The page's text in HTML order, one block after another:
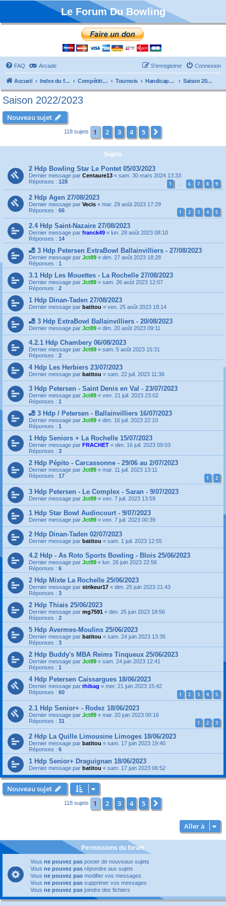
Le Forum Du Bowling
FAQ Arcade Connexion
S’enregistrer
Accueil Index du forum Compétitions Tournois Handicaps et TTMP Saison 2022/2023
Saison 2022/2023
Nouveau sujet
118 sujets 1 2 3 4 5
Sujets
2 Hdp Bowling Star Le Pontet 05/03/2023
Dernier message par Centaure13 « sam. 30 mars 2024 13:33
Réponses : 128 1 … 6 7 8 9
2 Hdp Agen 27/08/2023
Dernier message par Vecis « mar. 29 août 2023 17:29
Réponses : 66 1 2 3 4 5
2.4 Hdp Saint-Nazaire 27/08/2023
Dernier message par franck49 « lun. 28 août 2023 08:10
Réponses : 14
🎳 3 Hdp Petersen ExtraBowl Ballainvilliers - 27/08/2023
Dernier message par Jct89 « dim. 27 août 2023 18:28
Réponses : 1
3.1 Hdp Les Mouettes - La Rochelle 27/08/2023
Dernier message par Jct89 « sam. 26 août 2023 12:07
Réponses : 2
1 Hdp Dinan-Taden 27/08/2023
Dernier message par batitou « ven. 25 août 2023 18:14
🎳 3 Hdp ExtraBowl Ballainvilliers - 20/08/2023
Dernier message par Jct89 « dim. 20 août 2023 09:11
4.2.1 Hdp Chambery 06/08/2023
Dernier message par Jct89 « sam. 5 août 2023 15:31
Réponses : 2
4 Hdp Les Herbiers 23/07/2023
Dernier message par batitou « sam. 22 juil. 2023 11:36
3 Hdp Petersen - Saint Denis en Val - 23/07/2023
Dernier message par Jct89 « ven. 21 juil. 2023 23:02
Réponses : 1
🎳 3 Hdp / Petersen - Ballainvilliers 16/07/2023
Dernier message par Jct89 « dim. 16 juil. 2023 22:10
Réponses : 1
1 Hdp Seniors + La Rochelle 15/07/2023
Dernier message par FRACHET « dim. 16 juil. 2023 09:03
Réponses : 3
2 Hdp Pépito - Carcassonne - 29/06 au 2/07/2023
Dernier message par Jct89 « mar. 11 juil. 2023 13:11
Réponses : 17 1 2
3 Hdp Petersen - Le Complex - Saran - 9/07/2023
Dernier message par Jct89 « ven. 7 juil. 2023 13:59
1 Hdp Star Bowl Audincourt - 9/07/2023
Dernier message par Jct89 « ven. 7 juil. 2023 00:39
2 Hdp Dinan-Taden 02/07/2023
Dernier message par batitou « sam. 1 juil. 2023 12:55
4.2 Hdp - As Roto Sports Bowling - Blois 25/06/2023
Dernier message par Jct89 « lun. 26 juin 2023 22:56
Réponses : 6
2 Hdp Mixte La Rochelle 25/06/2023
Dernier message par strikeur17 « dim. 25 juin 2023 21:43
Réponses : 3
2 Hdp Thiais 25/06/2023
Dernier message par mg7591 « dim. 25 juin 2023 18:56
Réponses : 2
5 Hdp Avermes-Moulins 25/06/2023
Dernier message par batitou « sam. 24 juin 2023 13:35
Réponses : 3
2 Hdp Buddy's MBA Reims Tinqueux 25/06/2023
Dernier message par Jct89 « sam. 24 juin 2023 12:41
Réponses : 1
4 Hdp Petersen Caissargues 18/06/2023
Dernier message par thibag « mer. 21 juin 2023 15:42
Réponses : 60 1 2 3 4 5
2.1 Hdp Senior+ - Rodez 18/06/2023
Dernier message par Jct89 « mar. 20 juin 2023 00:16
Réponses : 31 1 2 3
2 Hdp La Quille Limousine Limoges 18/06/2023
Dernier message par batitou « sam. 17 juin 2023 19:40
Réponses : 6
1 Hdp Senior+ Draguignan 18/06/2023
Dernier message par batitou « sam. 17 juin 2023 06:52
Nouveau sujet
118 sujets 1 2 3 4 5
Aller à
Permissions du forum
Vous ne pouvez pas poster de nouveaux sujets
Vous ne pouvez pas répondre aux sujets
Vous ne pouvez pas modifier vos messages
Vous ne pouvez pas supprimer vos messages
Vous ne pouvez pas joindre des fichiers